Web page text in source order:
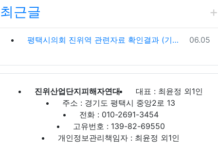
최근글
등록일
06.05
평택시의회 진위역 관련자료 확인결과 (기준일 : 2026. 6. 5)
진위산업단지피해자연대
대표 : 최윤정 외1인
주소 : 경기도 평택시 중앙2로 13
전화 : 010-2691-3454
고유번호 : 139-82-69550
개인정보관리책임자 : 최윤정 외1인